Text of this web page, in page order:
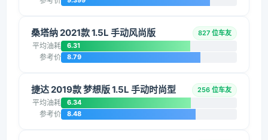
桑塔纳 2021款 1.5L 手动风尚版 827 位车友
平均油耗 6.31
参考价 8.79
捷达 2019款 梦想版 1.5L 手动时尚型 256 位车友
平均油耗 6.34
参考价 8.48